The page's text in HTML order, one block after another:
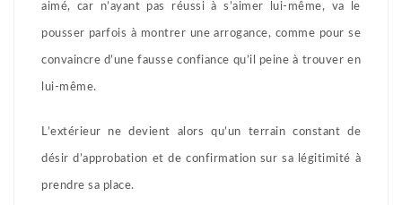
aimé, car n’ayant pas réussi à s’aimer lui-même, va le
pousser parfois à montrer une arrogance, comme pour se
convaincre d’une fausse confiance qu’il peine à trouver en
lui-même.
L’extérieur ne devient alors qu’un terrain constant de
désir d’approbation et de confirmation sur sa légitimité à
prendre sa place.